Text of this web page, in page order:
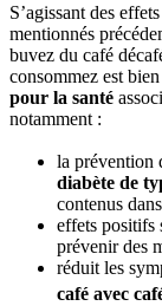
S’agissant des
mentionnés
buvez du café
consommez est
pour la santé
notamment :
la prévention
diabète de
contenus
effets positifs
prévenir des
réduit les
café avec